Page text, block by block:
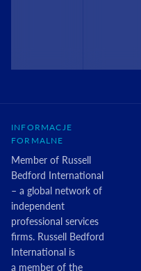
INFORMACJE
FORMALNE
Member of Russell
Bedford International
– a global network of
independent
professional services
firms. Russell Bedford
International is
a member of the